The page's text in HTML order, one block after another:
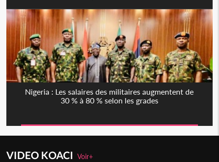
Nigeria : Les salaires des militaires augmentent de
30 % à 80 % selon les grades
VIDEO KOACIVoir+